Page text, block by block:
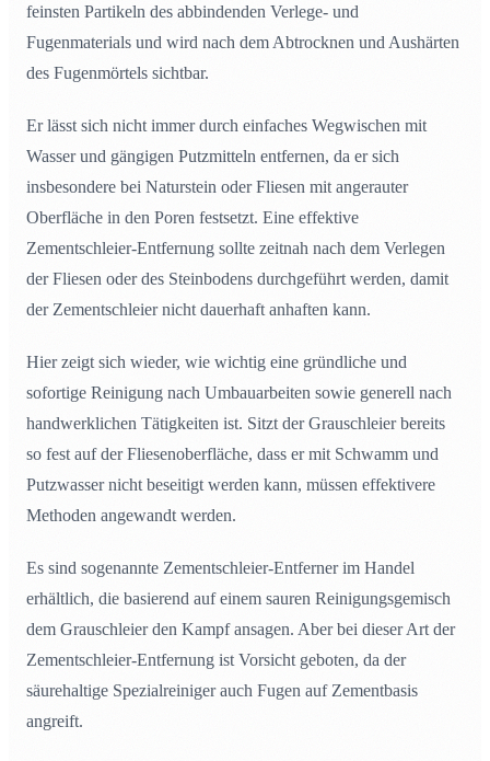
feinsten Partikeln des abbindenden Verlege- und
Fugenmaterials und wird nach dem Abtrocknen und Aushärten
des Fugenmörtels sichtbar.
Er lässt sich nicht immer durch einfaches Wegwischen mit
Wasser und gängigen Putzmitteln entfernen, da er sich
insbesondere bei Naturstein oder Fliesen mit angerauter
Oberfläche in den Poren festsetzt. Eine effektive
Zementschleier-Entfernung sollte zeitnah nach dem Verlegen
der Fliesen oder des Steinbodens durchgeführt werden, damit
der Zementschleier nicht dauerhaft anhaften kann.
Hier zeigt sich wieder, wie wichtig eine gründliche und
sofortige Reinigung nach Umbauarbeiten sowie generell nach
handwerklichen Tätigkeiten ist. Sitzt der Grauschleier bereits
so fest auf der Fliesenoberfläche, dass er mit Schwamm und
Putzwasser nicht beseitigt werden kann, müssen effektivere
Methoden angewandt werden.
Es sind sogenannte Zementschleier-Entferner im Handel
erhältlich, die basierend auf einem sauren Reinigungsgemisch
dem Grauschleier den Kampf ansagen. Aber bei dieser Art der
Zementschleier-Entfernung ist Vorsicht geboten, da der
säurehaltige Spezialreiniger auch Fugen auf Zementbasis
angreift.